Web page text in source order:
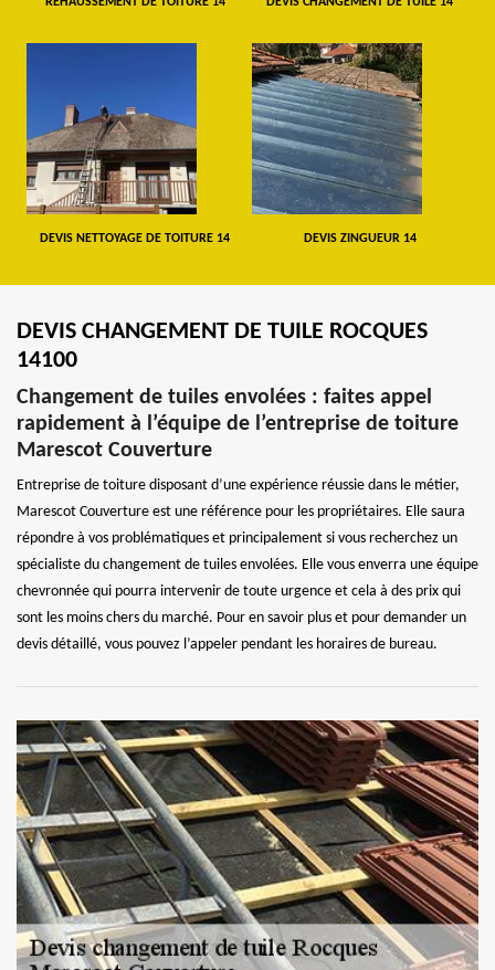
DEVIS NETTOYAGE DE TOITURE 14 DEVIS ZINGUEUR 14
DEVIS CHANGEMENT DE TUILE ROCQUES
14100
Changement de tuiles envolées : faites appel
rapidement à l’équipe de l’entreprise de toiture
Marescot Couverture
Entreprise de toiture disposant d’une expérience réussie dans le métier,
Marescot Couverture est une référence pour les propriétaires. Elle saura
répondre à vos problématiques et principalement si vous recherchez un
spécialiste du changement de tuiles envolées. Elle vous enverra une équipe
chevronnée qui pourra intervenir de toute urgence et cela à des prix qui
sont les moins chers du marché. Pour en savoir plus et pour demander un
devis détaillé, vous pouvez l’appeler pendant les horaires de bureau.